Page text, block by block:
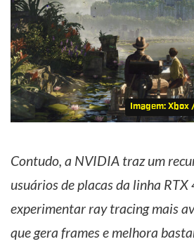
Imagem:
Contudo, a NVIDIA traz um
usuários de placas da linha RTX
experimentar ray tracing mais
que gera frames e melhora